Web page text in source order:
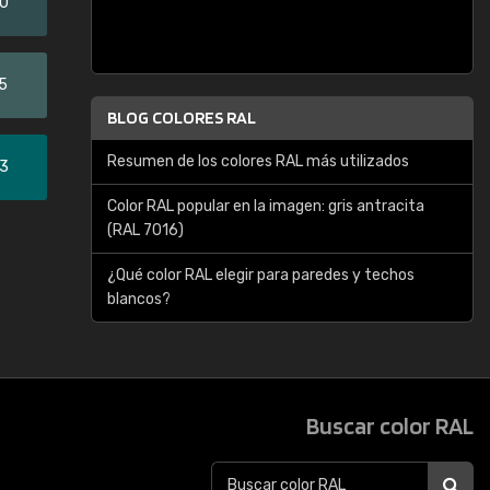
BLOG COLORES RAL
Resumen de los colores RAL más utilizados
Color RAL popular en la imagen: gris antracita
(RAL 7016)
¿Qué color RAL elegir para paredes y techos
blancos?
Buscar color RAL